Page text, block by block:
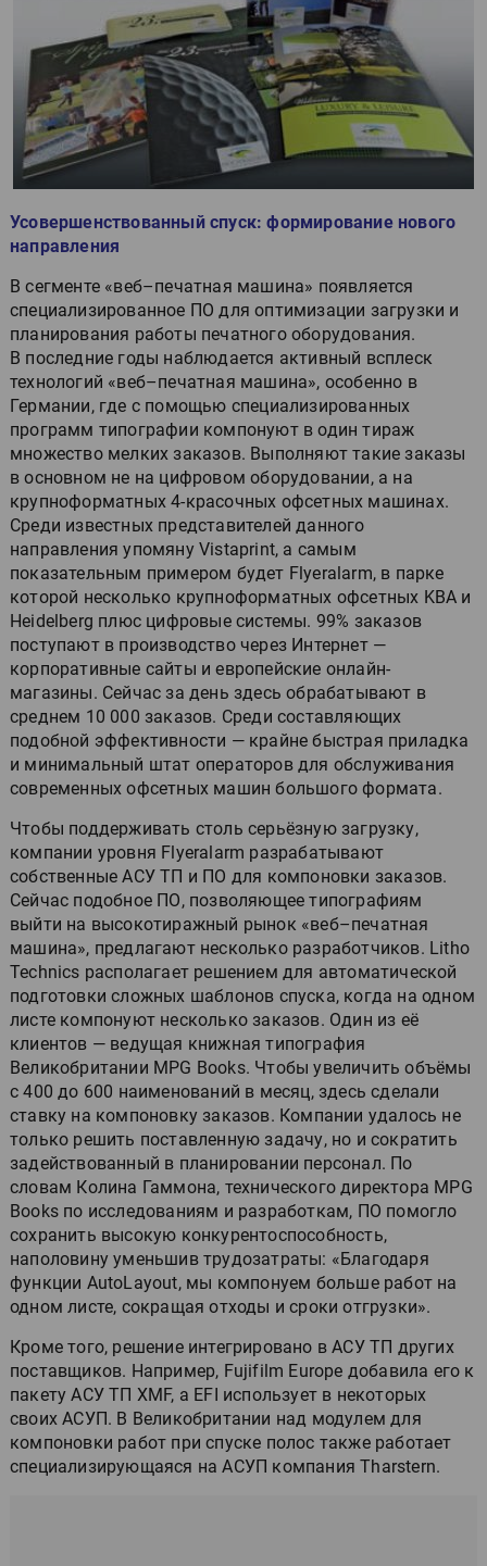
Усовершенствованный спуск: формирование нового
направления
В сегменте «веб–печатная машина» появляется
специализированное ПО для оптимизации загрузки и
планирования работы печатного оборудования.
В последние годы наблюдается активный всплеск
технологий «веб–печатная машина», особенно в
Германии, где с помощью специализированных
программ типографии компонуют в один тираж
множество мелких заказов. Выполняют такие заказы
в основном не на цифровом оборудовании, а на
крупноформатных 4-красочных офсетных машинах.
Среди известных представителей данного
направления упомяну Vistaprint, а самым
показательным примером будет Flyeralarm, в парке
которой несколько крупноформатных офсетных KBA и
Heidelberg плюс цифровые системы. 99% заказов
поступают в производство через Интернет —
корпоративные сайты и европейские онлайн-
магазины. Сейчас за день здесь обрабатывают в
среднем 10 000 заказов. Среди составляющих
подобной эффективности — крайне быстрая приладка
и минимальный штат операторов для обслуживания
современных офсетных машин большого формата.
Чтобы поддерживать столь серьёзную загрузку,
компании уровня Flyeralarm разрабатывают
собственные АСУ ТП и ПО для компоновки заказов.
Сейчас подобное ПО, позволяющее типографиям
выйти на высокотиражный рынок «веб–печатная
машина», предлагают несколько разработчиков. Litho
Technics располагает решением для автоматической
подготовки сложных шаблонов спуска, когда на одном
листе компонуют несколько заказов. Один из её
клиентов — ведущая книжная типография
Великобритании MPG Books. Чтобы увеличить объёмы
с 400 до 600 наименований в месяц, здесь сделали
ставку на компоновку заказов. Компании удалось не
только решить поставленную задачу, но и сократить
задействованный в планировании персонал. По
словам Колина Гаммона, технического директора MPG
Books по исследованиям и разработкам, ПО помогло
сохранить высокую конкурентоспособность,
наполовину уменьшив трудозатраты: «Благодаря
функции AutoLayout, мы компонуем больше работ на
одном листе, сокращая отходы и сроки отгрузки».
Кроме того, решение интегрировано в АСУ ТП других
поставщиков. Например, Fujifilm Europe добавила его к
пакету АСУ ТП XMF, а EFI использует в некоторых
своих АСУП. В Великобритании над модулем для
компоновки работ при спуске полос также работает
специализирующаяся на АСУП компания Tharstern.